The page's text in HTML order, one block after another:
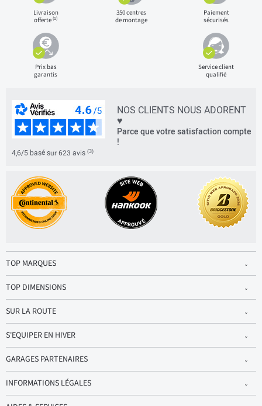
Livraison
offerte(1)
350 centres
de montage
Paiement
sécurisés
Prix bas
garantis
Service client
qualifié
NOS CLIENTS NOUS ADORENT
♥
Parce que votre satisfaction compte
!
4,6/5 basé sur 623 avis (3)
TOP MARQUES
TOP DIMENSIONS
SUR LA ROUTE
S'EQUIPER EN HIVER
GARAGES PARTENAIRES
INFORMATIONS LÉGALES